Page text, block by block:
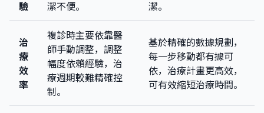
驗 潔不便。 潔。
治
療
效
率
複診時主要依靠醫
師手動調整，調整
幅度依賴經驗，治
療週期較難精確控
制。
基於精確的數據規劃，
每一步移動都有據可
依，治療計畫更高效，
可有效縮短治療時間。